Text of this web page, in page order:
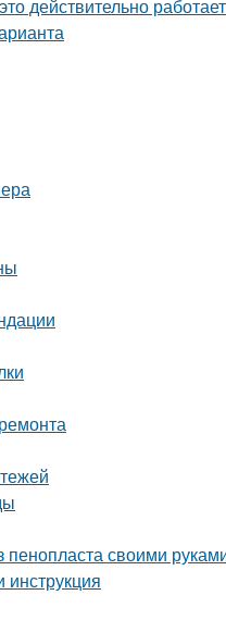
действительно работает
пенопласта своими